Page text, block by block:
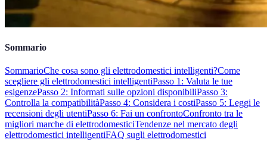
Sommario
SommarioChe cosa sono gli elettrodomestici intelligenti?Come
scegliere gli elettrodomestici intelligentiPasso 1: Valuta le tue
esigenzePasso 2: Informati sulle opzioni disponibiliPasso 3:
Controlla la compatibilitàPasso 4: Considera i costiPasso 5: Leggi le
recensioni degli utentiPasso 6: Fai un confrontoConfronto tra le
migliori marche di elettrodomesticiTendenze nel mercato degli
elettrodomestici intelligentiFAQ sugli elettrodomestici